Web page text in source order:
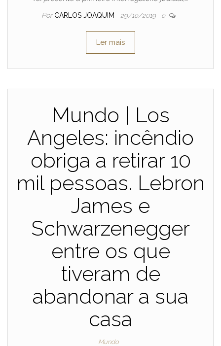
Por CARLOS JOAQUIM 29/10/2019 0
Ler mais
Mundo | Los
Angeles: incêndio
obriga a retirar 10
mil pessoas. Lebron
James e
Schwarzenegger
entre os que
tiveram de
abandonar a sua
casa
Mundo